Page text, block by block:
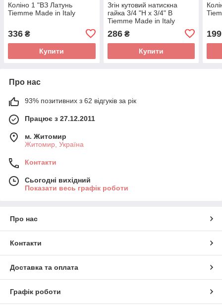
Коліно 1 "ВЗ Латунь
Tiemme Made in Italy
336 ₴
Купити
Згін кутовий натискна
гайка 3/4 "Н х 3/4" В
Tiemme Made in Italy
286₴
Купити
199
Про нас
93% позитивних з 62 відгуків за рік
Працює з 27.12.2011
м. Житомир
Житомир, Україна
Контакти
Сьогодні вихідний
Показати весь графік роботи
Про нас
Контакти
Доставка та оплата
Графік роботи